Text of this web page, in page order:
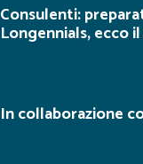
Consulenti:
Longennials, ecco
In collaborazione